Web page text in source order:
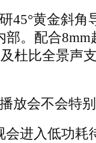
45°黄金斜
。配合
杜比全景声
放会不会特
进入低功耗